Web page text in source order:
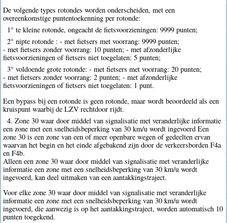
De volgende types rotondes worden onderscheiden, met een
overeenkomstige puntentoekenning per rotonde:
1° te kleine rotonde, ongeacht de fietsvoorzieningen: 9999 punten;
2° nipte rotonde : - met fietsers met voorrang: 9999 punten;
- met fietsers zonder voorrang: 10 punten; - met afzonderlijke
fietsvoorzieningen of fietsers niet toegelaten: 5 punten;
3° voldoende grote rotonde: - met fietsers met voorrang: 20 punten;
- met fietsers zonder voorrang: 2 punten; - met afzonderlijke
fietsvoorzieningen of fietsers niet toegelaten: 1 punt.
Een bypass bij een rotonde is geen rotonde, maar wordt beoordeeld als een
kruispunt waarbij de LZV rechtdoor rijdt.
4. Zone 30 waar door middel van signalisatie met veranderlijke informatie
een zone met een snelheidsbeperking van 30 km/u wordt ingevoerd Een
zone 30 is een zone van een of meer openbare wegen of gedeelten ervan
waarvan het begin en het einde afgebakend zijn door de verkeersborden F4a
en F4b.
Alleen een zone 30 waar door middel van signalisatie met veranderlijke
informatie een zone met een snelheidsbeperking van 30 km/u wordt
ingevoerd, kan deel uitmaken van een aantakkingstraject.
Voor elke zone 30 waar door middel van signalisatie met veranderlijke
informatie een zone met een snelheidsbeperking van 30 km/u wordt
ingevoerd, die aanwezig is op het aantakkingstraject, worden automatisch 10
punten toegekend.